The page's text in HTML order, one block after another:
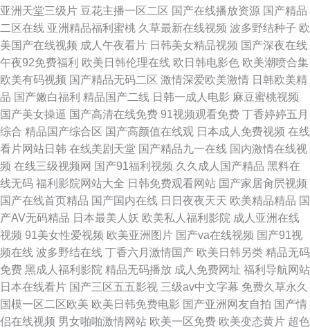
亚洲天堂三级片 豆花主播一区二区 国产在线播放资源 国产精品
二区在线 亚洲精品福利蜜桃 久草最新在线视频 波多野结种子 欧
美国产在线视频 成人午夜看片 日韩美女精品视频 国产深夜在线
午夜92免费福利 欧美日韩伦理在线 欧日韩电影色 欧美潮喷合集
欧美有码视频 国产精品无码二区 激情深爱欧美激情 日韩欧美精
品 国产嫩白福利 精品国产二线 日韩一成人电影 麻豆蜜桃视频
国产美女操逼 国产高清在线免费 91视频观看免费 丁香婷婷五月
综合 精品国产综合区 国产高颜值在线观 日本成人免费视频 在线
看片网站日韩 在线美剧天堂 国产精品九一在线 国内激情在线视
频 在线三级视频网 国产91福利视频 久久成人国产精品 黑料在
线无码 福利影院网站大全 日韩免费观看网站 国产家居肏屄视频
国产在线首页精品 国产国内在线 日日夜夜天天 欧美精品精品 国
产AV无码精品 日本最美人妖 欧美私人福利影院 成人亚洲在线
视频 91美女性爱视频 欧美亚洲图片 国产va在线视频 国产91视
频在线 波多野结在线 丁香六月激情国产 欧美日韩另类 精品无码
免费 黑成人福利影院 精品无码播放 成人免费网址 福利导航网站
日本在线看片 国产三区五五影视 三级av中文字幕 免费久草永久
国模一区二区欧美 欧美日韩免费电影 国产亚洲网友自拍 国产情
侣在线视频 男女啪啪激情网站 欧美一区免费 欧美变态黄片 超色